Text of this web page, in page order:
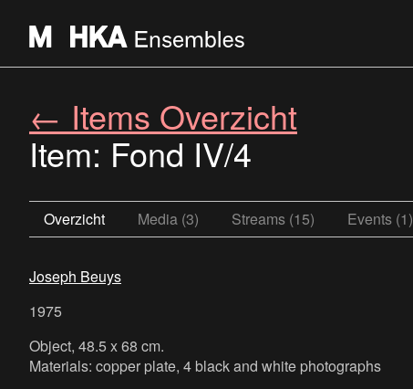
← Items Overzicht
Item: Fond IV/4
Overzicht Media (3) Streams (15) Events (1)
Joseph Beuys
1975
Object, 48.5 x 68 cm.
Materials: copper plate, 4 black and white photographs